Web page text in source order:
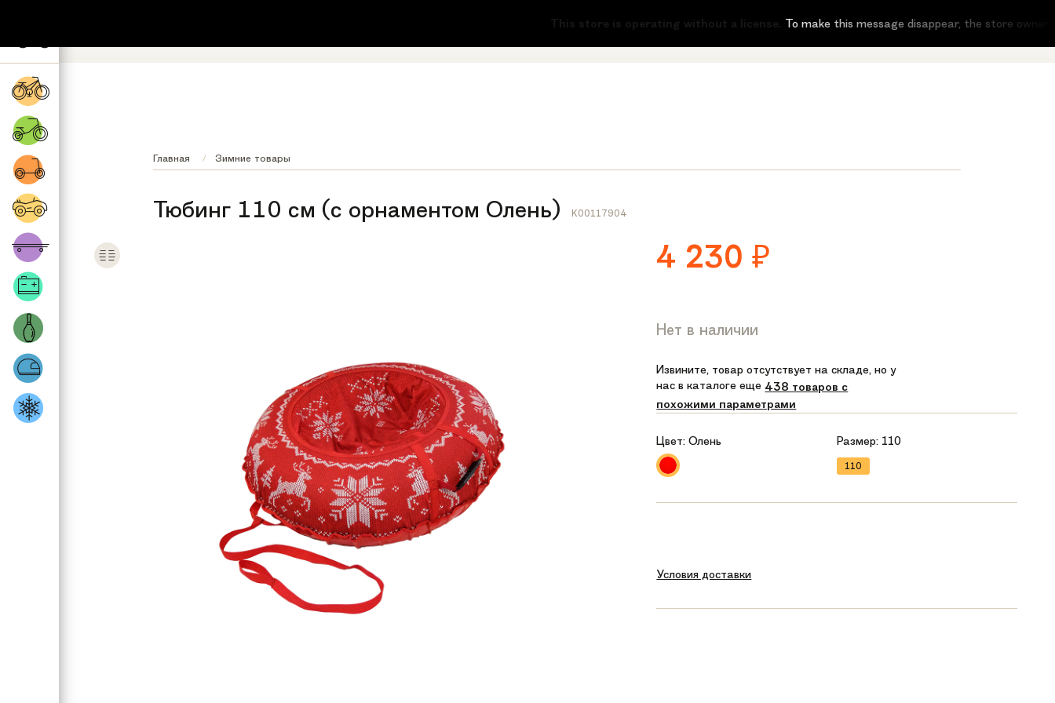
This store is operating without a license. To make this message disappear, the store owner
Главная Зимние товары
Тюбинг 110 см (с орнаментом Олень) K00117904
4 230₽
Нет в наличии
Извините, товар отсутствует на складе, но у
нас в каталоге еще 438 товаров с
похожими параметрами
Цвет:Олень Размер: 110
110
Условия доставки